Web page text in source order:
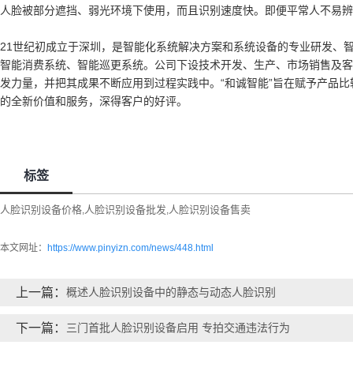
人脸被部分遮挡、弱光环境下使用，而且识别速度快。即便平常人不易
21世纪初成立于深圳，是智能化系统解决方案和系统设备的专业研发、
智能消费系统、智能巡更系统。公司下设技术开发、生产、市场销售及
发力量，并把其成果不断应用到过程实践中。“和诚智能”旨在赋予产品
的全新价值和服务，深得客户的好评。
标签
人脸识别设备价格,人脸识别设备批发,人脸识别设备售卖
本文网址： https://www.pinyizn.com/news/448.html
上一篇： 概述人脸识别设备中的静态与动态人脸识别
下一篇： 三门首批人脸识别设备启用 专拍交通违法行为